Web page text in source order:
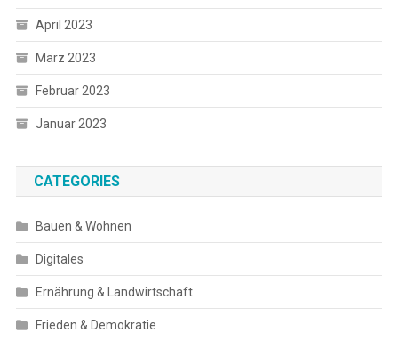
April 2023
März 2023
Februar 2023
Januar 2023
CATEGORIES
Bauen & Wohnen
Digitales
Ernährung & Landwirtschaft
Frieden & Demokratie